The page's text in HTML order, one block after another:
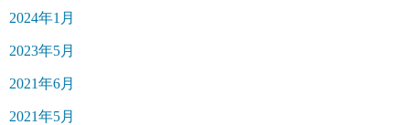
2024年1月
2023年5月
2021年6月
2021年5月